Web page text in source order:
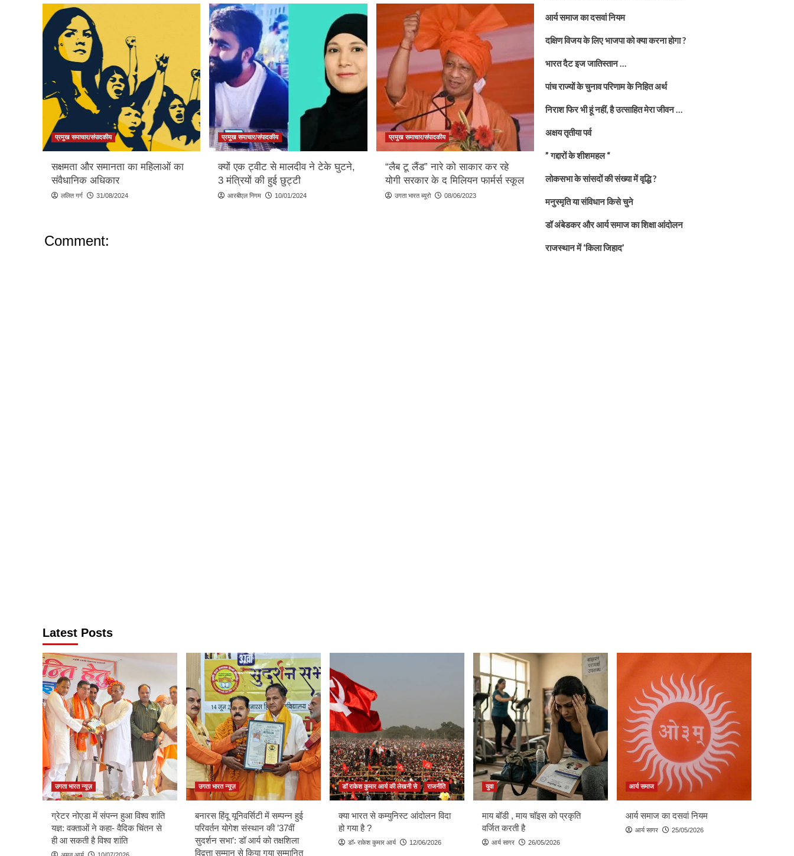
प्रमुख समाचार/संपादकीय
सक्षमता और समानता का महिलाओं का
संवैधानिक अधिकार
ललित गर्ग 31/08/2024
प्रमुख समाचार/संपादकीय
क्यों एक ट्वीट से मालदीव ने टेके घुटने,
3 मंत्रियों की हुई छुट्टी
आरबीएल निगम 10/01/2024
प्रमुख समाचार/संपादकीय
“लैब टू लैंड” नारे को साकार कर रहे
योगी सरकार के द मिलियन फार्मर्स स्कूल
उगता भारत ब्यूरो 08/06/2023
Comment:
आर्य समाज का दसवां नियम
दक्षिण विजय के लिए भाजपा को क्या करना होगा ?
भारत दैट इज जातिस्तान …
पांच राज्यों के चुनाव परिणाम के निहित अर्थ
निराश फिर भी हूं नहीं, है उत्साहित मेरा जीवन …
अक्षय तृतीया पर्व
” गद्दारों के शीशमहल “
लोकसभा के सांसदों की संख्या में वृद्धि ?
मनुस्मृति या संविधान किसे चुने
डॉ अंबेडकर और आर्य समाज का शिक्षा आंदोलन
राजस्थान में ‘किला जिहाद’
Latest Posts
उगता भारत न्यूज़
ग्रेटर नोएडा में संपन्न हुआ विश्व शांति
यज्ञ: वक्ताओं ने कहा- वैदिक चिंतन से
ही आ सकती है विश्व शांति
उगता भारत न्यूज़
बनारस हिंदू यूनिवर्सिटी में सम्पन्न हुई
परिवर्तन योगेश संस्थान की ’37वीं
सुदर्शन सभा’: डॉ आर्य को तक्षशिला
विद्वत्ता सम्मान से किया गया सम्मानित
डॉ राकेश कुमार आर्य की लेखनी से राजनीति
क्या भारत से कम्युनिस्ट आंदोलन विदा
हो गया है ?
डॉ॰ राकेश कुमार आर्य 12/06/2026
युवा
माय बॉडी , माय चॉइस को प्रकृति
वर्जित करती है
आर्य सागर 26/05/2026
आर्य समाज
आर्य समाज का दसवां नियम
आर्य सागर 25/05/2026